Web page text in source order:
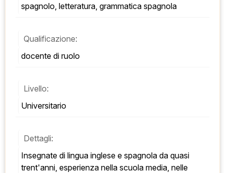
spagnolo, letteratura, grammatica spagnola
Qualificazione:
docente di ruolo
Livello:
Universitario
Dettagli:
Insegnate di lingua inglese e spagnola da quasi
trent'anni, esperienza nella scuola media, nelle